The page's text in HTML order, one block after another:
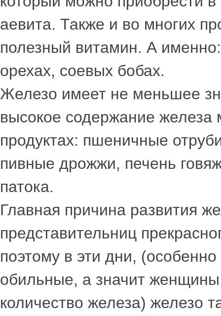
аевита. Также и во многих
полезный витамин. А
орехах, соевых бобах.
Железо имеет не меньшее
высокое содержание
продуктах: пшеничные
пивные дрожжи, печень
патока.
Главная причина развития
представительниц
поэтому в эти дни,
обильные, а значит
количество железа) железо